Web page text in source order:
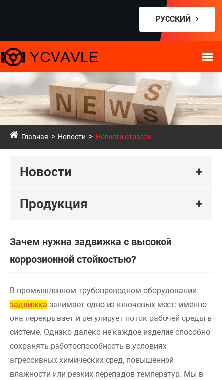
РУССКИЙ
Главная Новости Новости отрасли
Новости
Продукция
Зачем нужна задвижка с высокой
коррозионной стойкостью?
В промышленном трубопроводном оборудовании
задвижка занимает одно из ключевых мест: именно
она перекрывает и регулирует поток рабочей среды в
системе. Однако далеко не каждое изделие способно
сохранять работоспособность в условиях
агрессивных химических сред, повышенной
влажности или резких перепадов температур. Мы в